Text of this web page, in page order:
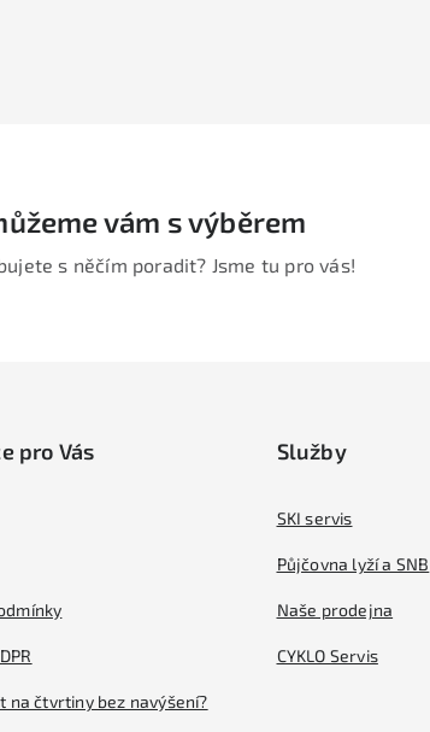
vám s výběrem
s něčím poradit? Jsme tu pro vás!
pro Vás
na čtvrtiny bez navýšení?
Služby
SKI servis
Půjčovna lyží a SNB
Naše prodejna
CYKLO Servis